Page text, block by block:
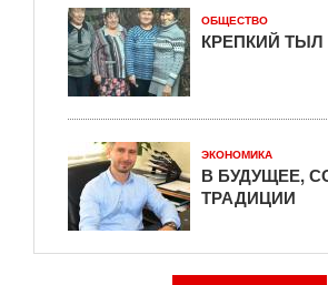
ОБЩЕСТВО
КРЕПКИЙ ТЫЛ
ЭКОНОМИКА
В БУДУЩЕЕ,
ТРАДИЦИИ